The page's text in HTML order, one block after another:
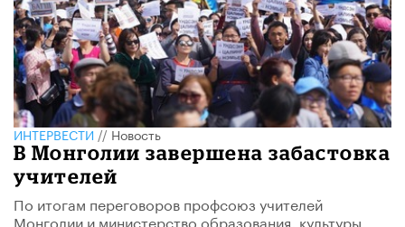
ИНТЕРВЕСТИ//Новость
В Монголии завершена забастовка
учителей
По итогам переговоров профсоюз учителей
Монголии и министерство образования, культуры,